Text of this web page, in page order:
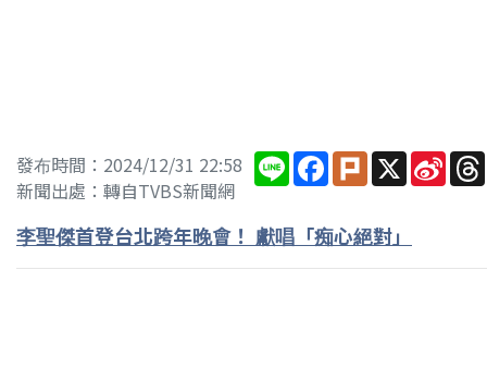
發布時間：2024/12/31 22:58
新聞出處：轉自TVBS新聞網
Line Facebook
PlurkX Sina
李聖傑首登台北跨年晚會！ 獻唱「痴心絕對」